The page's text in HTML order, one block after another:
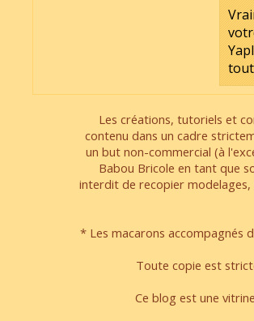
Les créations, tutoriels et
contenu dans un cadre
un but non-commercial (à
Babou Bricole en tant que
interdit de recopier
* Les macarons accompagnés
Toute copie est
Ce blog est une